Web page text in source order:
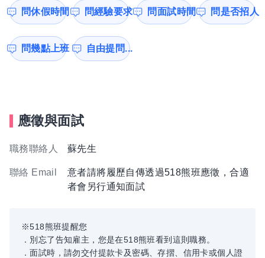
問休假時間 問經驗要求 問面試時間 問是否招人
問幾點上班 自由提問...
應徵與面試
職務聯絡人 蘇先生
聯絡 Email
意者請將履歷自傳透過518熊班應徵，合適
者會另行通知面試
※518熊班提醒您
．別忘了告知雇主，您是在518熊班看到這則職務。
．面試時，請勿交付提款卡及密碼、存摺、信用卡或個人證